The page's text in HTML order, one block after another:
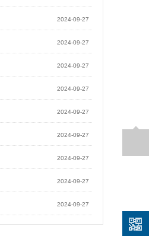
2024-09-27
2024-09-27
2024-09-27
2024-09-27
2024-09-27
2024-09-27
2024-09-27
2024-09-27
2024-09-27